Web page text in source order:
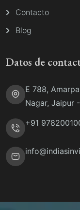
Contacto
Blog
Datos de
E 788,
Nagar, Jaipur
+91